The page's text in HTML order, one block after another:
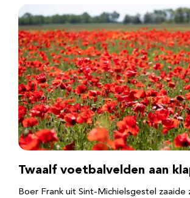
Twaalf voetbalvelden aan
Boer Frank uit Sint-Michielsgestel zaaide